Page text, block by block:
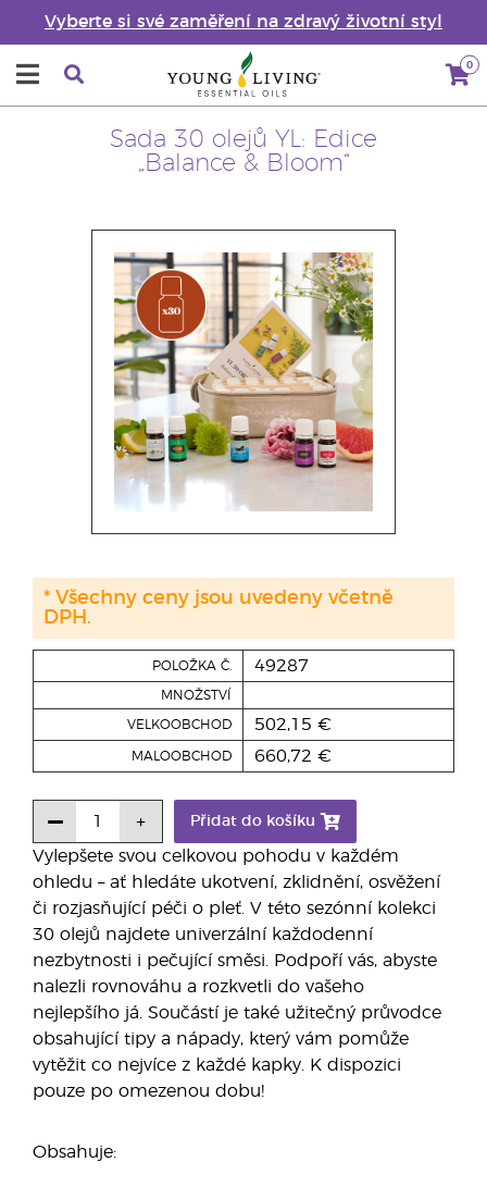
Vyberte si své zaměření na zdravý životní styl
0
Sada 30 olejů YL: Edice
„Balance & Bloom“
Vylepšete svou celkovou pohodu v každém
ohledu – ať hledáte ukotvení, zklidnění, osvěžení
či rozjasňující péči o pleť. V této sezónní kolekci
30 olejů najdete univerzální každodenní
nezbytnosti i pečující směsi. Podpoří vás, abyste
nalezli rovnováhu a rozkvetli do vašeho
nejlepšího já. Součástí je také užitečný průvodce
obsahující tipy a nápady, který vám pomůže
vytěžit co nejvíce z každé kapky. K dispozici
pouze po omezenou dobu!
Obsahuje:
POLOŽKA Č. 49287
MNOŽSTVÍ
VELKOOBCHOD 502,15 €
MALOOBCHOD 660,72 €
Přidat do košíku
* Všechny ceny jsou uvedeny včetně
DPH.